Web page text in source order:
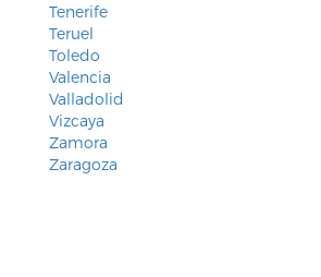
Tenerife
Teruel
Toledo
Valencia
Valladolid
Vizcaya
Zamora
Zaragoza